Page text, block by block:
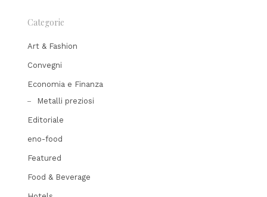
Categorie
Art & Fashion
Convegni
Economia e Finanza
Metalli preziosi
Editoriale
eno-food
Featured
Food & Beverage